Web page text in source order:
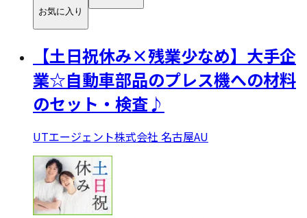
お気に入り
【土日祝休み×残業少なめ】大手企
業☆自動車部品のプレス機への材料
のセット・検査♪
UTエージェント株式会社 名古屋AU